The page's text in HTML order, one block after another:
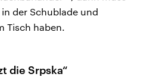
der Schublade und
Tisch haben.
die Srpska“